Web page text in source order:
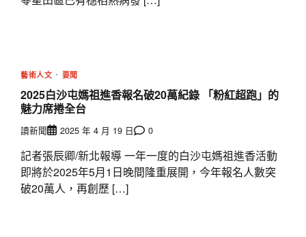
藝術人文 要聞
2025白沙屯媽祖進香報名破20萬紀錄 「粉紅超跑」的
魅力席捲全台
讀新聞 2025 年 4 月 19 日 0
記者張辰卿/新北報導 一年一度的白沙屯媽祖進香活動
即將於2025年5月1日晚間隆重展開，今年報名人數突
破20萬人，再創歷 […]